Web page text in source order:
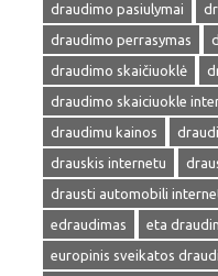
draudimo pasiulymai
draudimo perrasymas
draudimo skaičiuoklė
draudimo skaiciuokle
draudimu kainos
drauskis internetu
drausti automobili
edraudimas
eta
europinis sveikatos